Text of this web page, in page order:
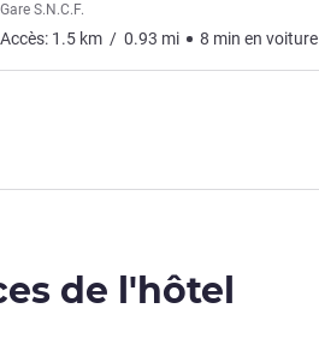
Gare S.N.C.F.
Accès: 1.5 km / 0.93 mi 8 min en voiture
de l'hôtel